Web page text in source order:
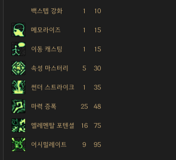
백스텝 강화 1 10
메모라이즈 1 15
이동 캐스팅 1 15
속성 마스터리 5 30
썬더 스트라이크 1 35
마력 증폭 25 48
엘레멘탈 포텐셜 16 75
어시밀레이트 9 95